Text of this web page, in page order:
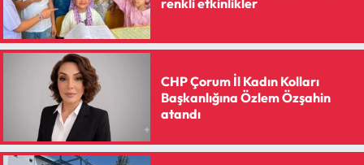
renkli etkinlikler
CHP Çorum İl Kadın Kolları
Başkanlığına Özlem Özşahin
atandı
Yayla Haber
Yemek Tarifleri
Yerel Haberler